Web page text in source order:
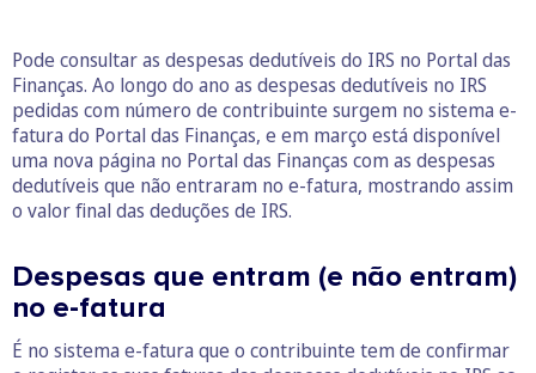
Pode consultar as despesas dedutíveis do IRS no Portal das
Finanças. Ao longo do ano as despesas dedutíveis no IRS
pedidas com número de contribuinte surgem no sistema e-
fatura do Portal das Finanças, e em março está disponível
uma nova página no Portal das Finanças com as despesas
dedutíveis que não entraram no e-fatura, mostrando assim
o valor final das deduções de IRS.
Despesas que entram (e não entram)
no e-fatura
É no sistema e-fatura que o contribuinte tem de confirmar